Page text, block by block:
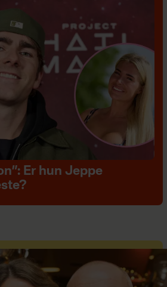
Er hun Jeppe